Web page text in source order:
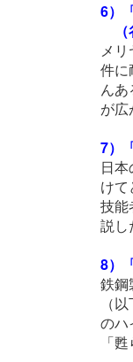
6）
メ
件に
ん
が広
7）
日
け
技能
説し
8）
鉄鋼
（
のハ
「